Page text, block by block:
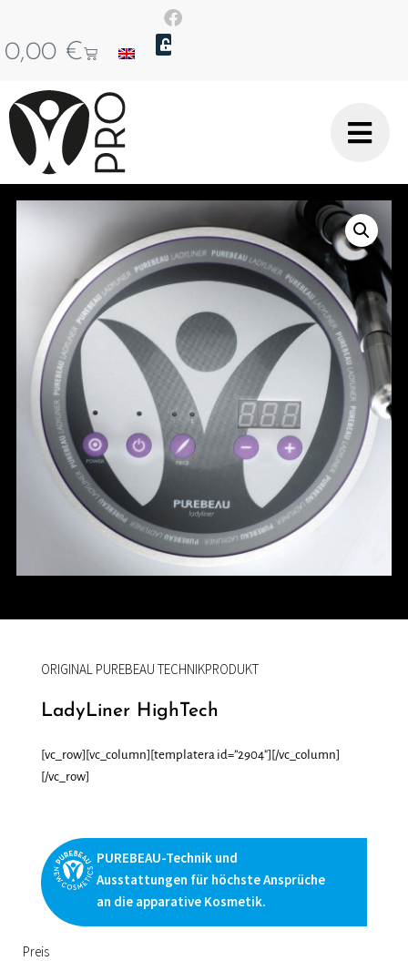
0,00 €
ORIGINAL PUREBEAU TECHNIKPRODUKT
LadyLiner HighTech
[vc_row][vc_column][templatera id=”2904″][/vc_column]
[/vc_row]
PUREBEAU-Technik und
Ausstattungen für höchste Ansprüche
an die apparative Kosmetik.
Preis